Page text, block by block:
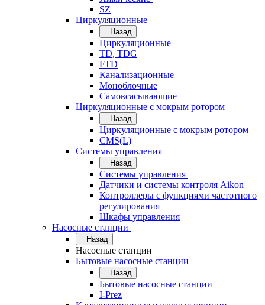
SZ
Циркуляционные
Назад
Циркуляционные
TD, TDG
FTD
Канализационные
Моноблочные
Самовсасывающие
Циркуляционные с мокрым ротором
Назад
Циркуляционные с мокрым ротором
CMS(L)
Системы управления
Назад
Системы управления
Датчики и системы контроля Aikon
Контроллеры с функциями частотного
регулирования
Шкафы управления
Насосные станции
Назад
Насосные станции
Бытовые насосные станции
Назад
Бытовые насосные станции
I-Prez